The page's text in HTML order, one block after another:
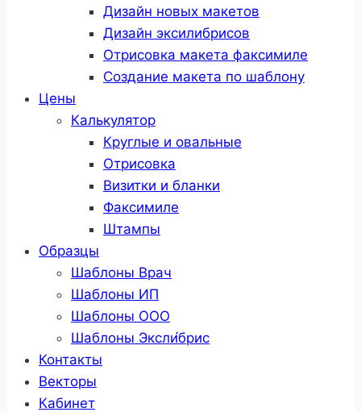
Дизайн новых макетов
Дизайн эксилибрисов
Отрисовка макета факсимиле
Создание макета по шаблону
Цены
Калькулятор
Круглые и овальные
Отрисовка
Визитки и бланки
Факсимиле
Штампы
Образцы
Шаблоны Врач
Шаблоны ИП
Шаблоны ООО
Шаблоны Эксли́брис
Контакты
Векторы
Кабинет